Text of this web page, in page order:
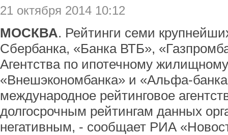
21 октября 2014 10:12
МОСКВА. Рейтинги семи
Сбербанка, «Банка ВТБ»,
Агентства по ипотечному
«Внешэкономбанка» и «Альфа-
международное рейтинговое
долгосрочным рейтингам данных
негативным, - сообщает РИА